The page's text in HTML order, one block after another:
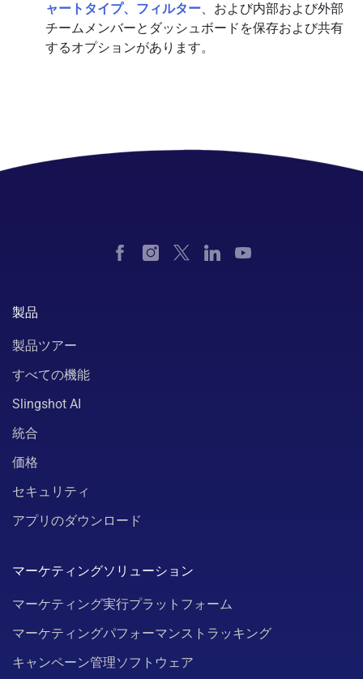
ャートタイプ、フィルター、および内部および外部
チームメンバーとダッシュボードを保存および共有
するオプションがあります。
製品
製品ツアー
すべての機能
Slingshot AI
統合
価格
セキュリティ
アプリのダウンロード
マーケティングソリューション
マーケティング実行プラットフォーム
マーケティングパフォーマンストラッキング
キャンペーン管理ソフトウェア